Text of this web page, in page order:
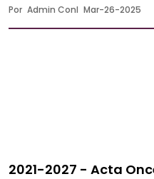
Por Admin Conl Mar-26-2025
2021-2027 - Acta